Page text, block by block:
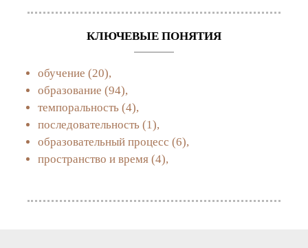
КЛЮЧЕВЫЕ ПОНЯТИЯ
обучение (20),
образование (94),
темпоральность (4),
последовательность (1),
образовательный процесс (6),
пространство и время (4),